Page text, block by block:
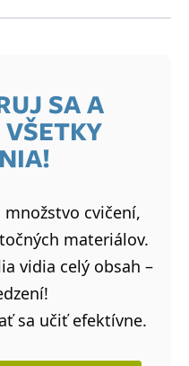
SA A
cvičení,
materiálov.
vidia celý obsah –
sa učiť efektívne.